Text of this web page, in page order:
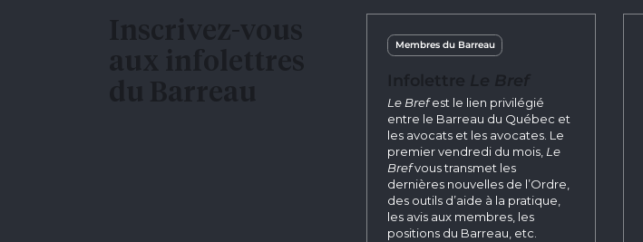
Membres du Barreau
Le Brefest le lien privilégié
entre le Barreau du Québec et
les avocats et les avocates. Le
premier vendredi du mois, Le
Brefvous transmet les
dernières nouvelles de l’Ordre,
des outils d’aide à la pratique,
les avis aux membres, les
positions du Barreau, etc.